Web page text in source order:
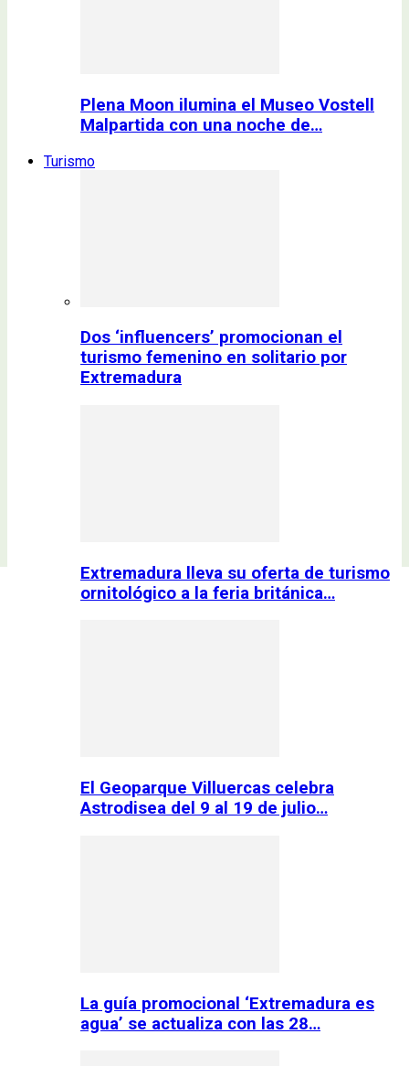
Plena Moon ilumina el Museo Vostell
Malpartida con una noche de…
Turismo
Dos ‘influencers’ promocionan el
turismo femenino en solitario por
Extremadura
Extremadura lleva su oferta de turismo
ornitológico a la feria británica…
El Geoparque Villuercas celebra
Astrodisea del 9 al 19 de julio…
La guía promocional ‘Extremadura es
agua’ se actualiza con las 28…